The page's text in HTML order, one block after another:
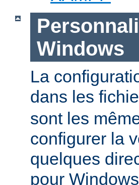
Windows
La
dans les
sont les
configurer la
quelques
pour